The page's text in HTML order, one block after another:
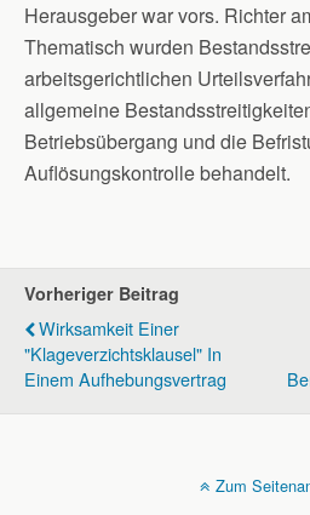
Herausgeber war vors. Richter
Thematisch wurden
arbeitsgerichtlichen
allgemeine
Betriebsübergang und die
Auflösungskontrolle behandelt.
Vorheriger Beitrag
Wirksamkeit Einer
"Klageverzichtsklausel" In
Einem Aufhebungsvertrag
Zum